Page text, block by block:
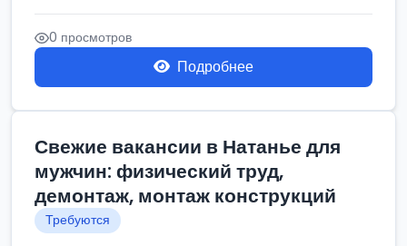
женщин от хозя...
0 просмотров
Подробнее
Свежие вакансии в Натанье для
мужчин: физический труд,
демонтаж, монтаж конструкций
Требуются